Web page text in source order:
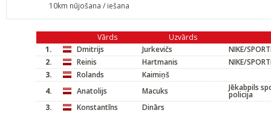
10km nūjošana / iešana
Vārds
Uzvārds
1.
Dmitrijs Jurkevičs
NIKE/
2.
Reinis Hartmanis
NIKE/
3.
Rolands
Kaimiņš
4.
Anatolijs Macuks Jēkabpils
policija
3.
Konstantīns
Dinārs